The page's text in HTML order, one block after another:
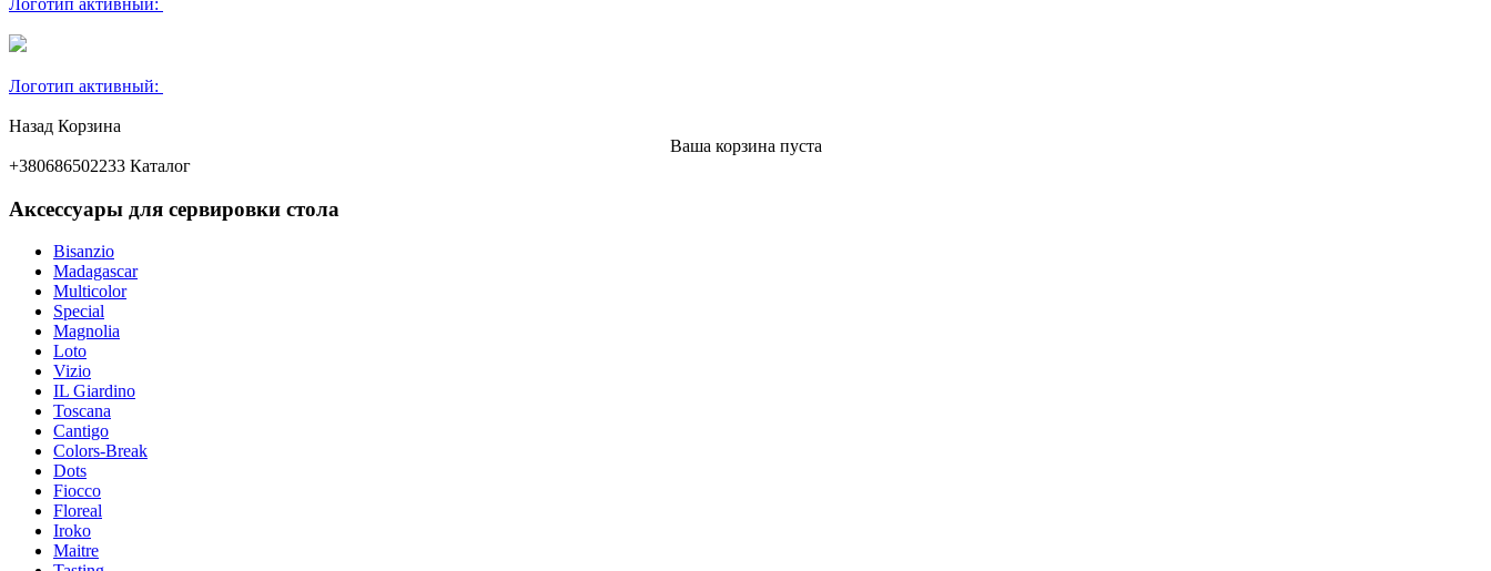
Логотип активный:
Назад Корзина
Ваша корзина пуста
+380686502233 Каталог
Аксессуары для сервировки стола
Bisanzio
Madagascar
Multicolor
Special
Magnolia
Loto
Vizio
IL Giardino
Toscana
Cantigo
Colors-Break
Dots
Fiocco
Floreal
Iroko
Maitre